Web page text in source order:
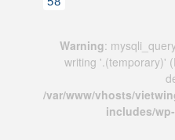
Warning:
writing '.(temporary)'
/var/www/vhosts/
includes/